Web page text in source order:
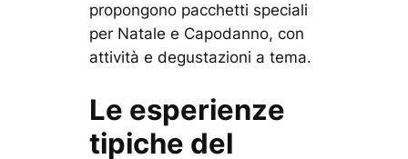
propongono pacchetti speciali
per Natale e Capodanno, con
attività e degustazioni a tema.
Le esperienze
tipiche del